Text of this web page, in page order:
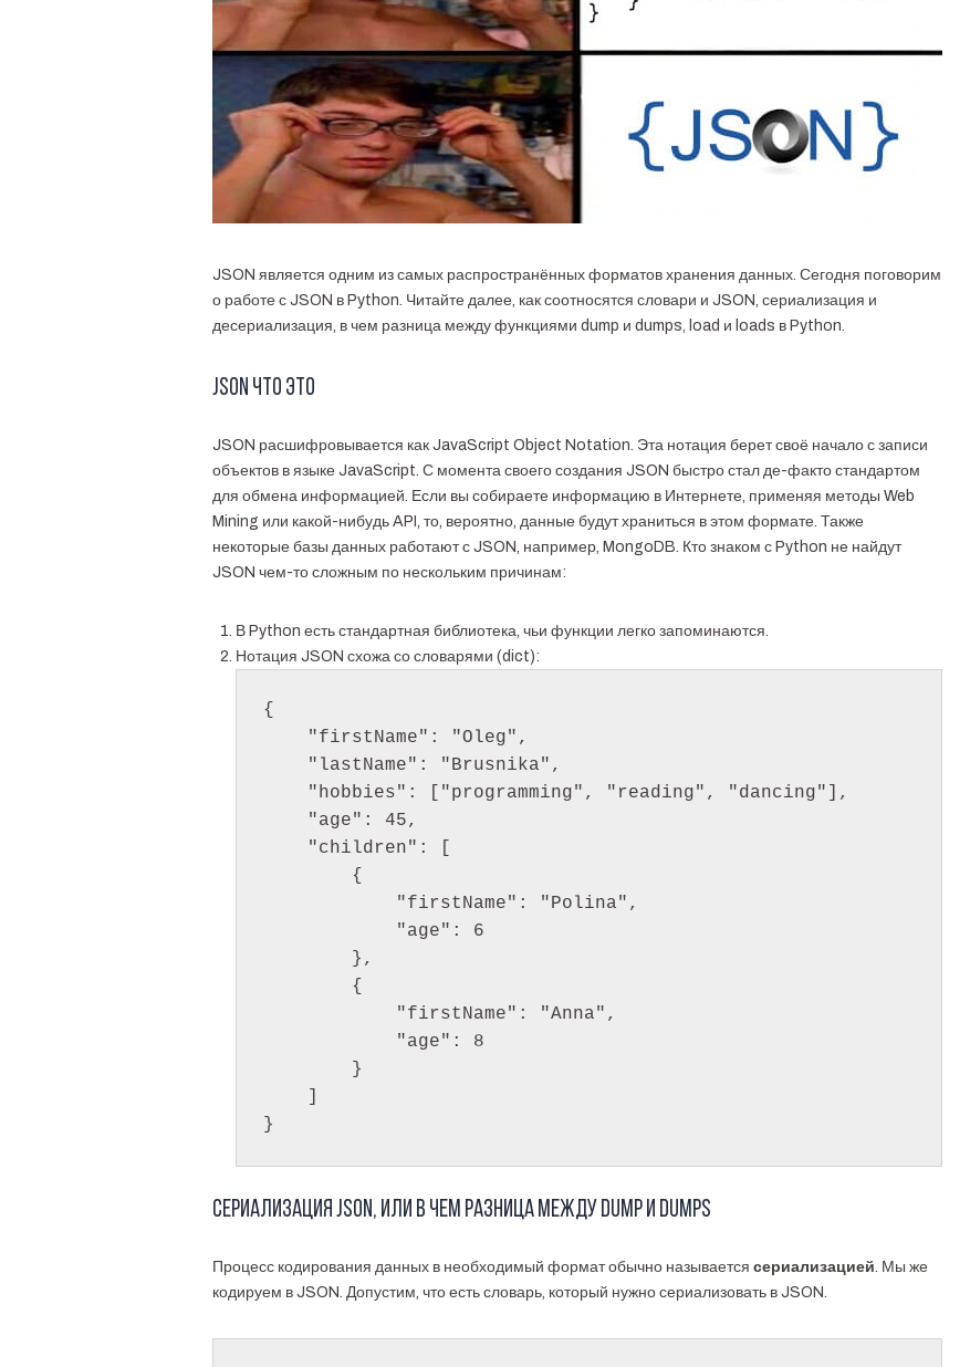
JSON является одним из самых распространённых форматов хранения данных. Сегодня поговорим
о работе с JSON в Python. Читайте далее, как соотносятся словари и JSON, сериализация и
десериализация, в чем разница между функциями dump и dumps, load и loads в Python.
JSON что это
JSON расшифровывается как JavaScript Object Notation. Эта нотация берет своё начало с записи
объектов в языке JavaScript. С момента своего создания JSON быстро стал де-факто стандартом
для обмена информацией. Если вы собираете информацию в Интернете, применяя методы Web
Mining или какой-нибудь API, то, вероятно, данные будут храниться в этом формате. Также
некоторые базы данных работают с JSON, например, MongoDB. Кто знаком с Python не найдут
JSON чем-то сложным по нескольким причинам:
В Python есть стандартная библиотека, чьи функции легко запоминаются.
Нотация JSON схожа со словарями (dict):
{
}
Сериализация JSON, или в чем разница между dump и dumps
Процесс кодирования данных в необходимый формат обычно называется сериализацией. Мы же
кодируем в JSON. Допустим, что есть словарь, который нужно сериализовать в JSON.